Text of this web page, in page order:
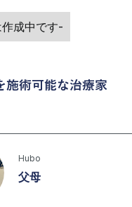
成中です-
施術可能な治療家
Hubo
父母